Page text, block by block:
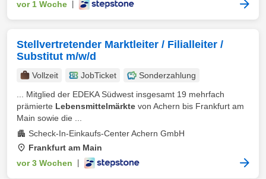
vor 1 Woche
Stellvertretender Marktleiter / Filialleiter /
Substitut m/w/d
Vollzeit JobTicket
Sonderzahlung
... Mitglied der EDEKA Südwest insgesamt 19 mehrfach
prämierte Lebensmittelmärkte von Achern bis Frankfurt am
Main sowie die ...
Scheck-In-Einkaufs-Center Achern GmbH
Frankfurt am Main
vor 3 Wochen